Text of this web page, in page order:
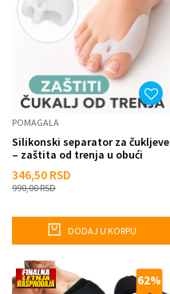
POMAGALA
Silikonski separator za čukljeve
– zaštita od trenja u obući
346,50 RSD
990,00RSD
DODAJ U KORPU
62%